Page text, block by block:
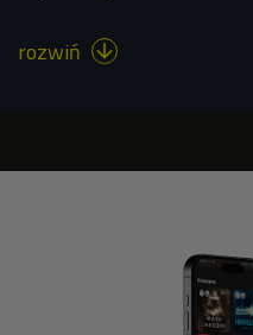
rozwiń 